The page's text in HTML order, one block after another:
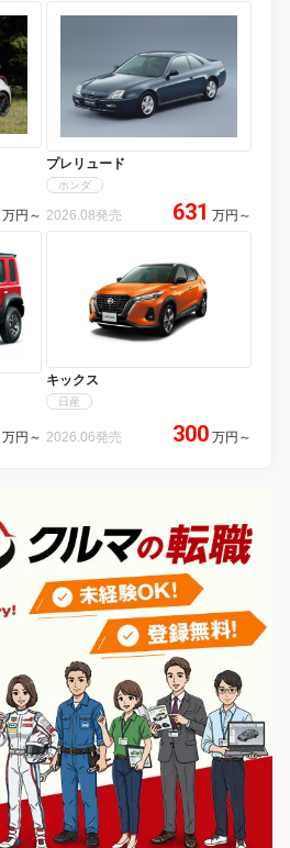
万円 ～
プレリュード
ホンダ
2026.08発売 631 万円 ～
万円 ～
キックス
日産
2026.06発売 300 万円 ～